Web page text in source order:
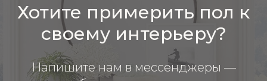
Хотите примерить пол к
своему интерьеру?
Напишите нам в мессенджеры —